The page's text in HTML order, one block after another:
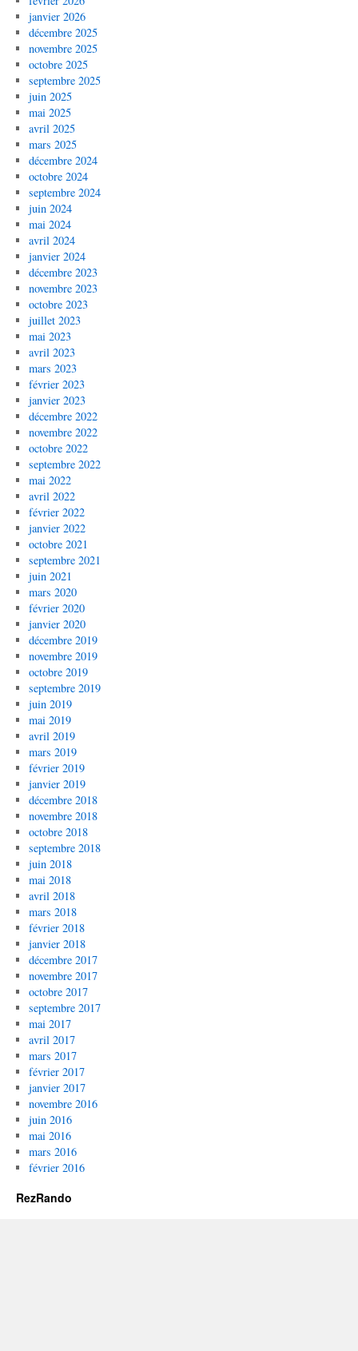
janvier 2026
décembre 2025
novembre 2025
octobre 2025
septembre 2025
juin 2025
mai 2025
avril 2025
mars 2025
décembre 2024
octobre 2024
septembre 2024
juin 2024
mai 2024
avril 2024
janvier 2024
décembre 2023
novembre 2023
octobre 2023
juillet 2023
mai 2023
avril 2023
mars 2023
février 2023
janvier 2023
décembre 2022
novembre 2022
octobre 2022
septembre 2022
mai 2022
avril 2022
février 2022
janvier 2022
octobre 2021
septembre 2021
juin 2021
mars 2020
février 2020
janvier 2020
décembre 2019
novembre 2019
octobre 2019
septembre 2019
juin 2019
mai 2019
avril 2019
mars 2019
février 2019
janvier 2019
décembre 2018
novembre 2018
octobre 2018
septembre 2018
juin 2018
mai 2018
avril 2018
mars 2018
février 2018
janvier 2018
décembre 2017
novembre 2017
octobre 2017
septembre 2017
mai 2017
avril 2017
mars 2017
février 2017
janvier 2017
novembre 2016
juin 2016
mai 2016
mars 2016
février 2016
RezRando